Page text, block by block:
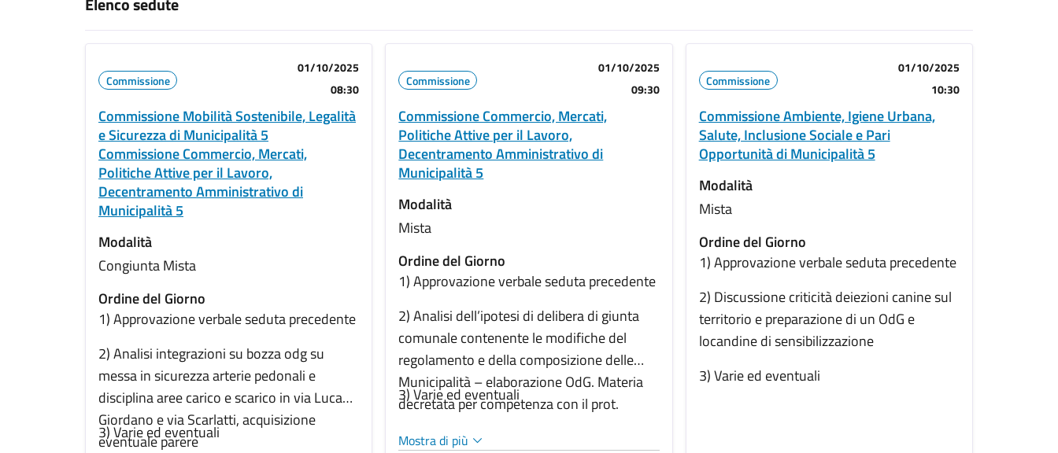
Commissione
01/10/2025
08:30
Commissione Mobilità Sostenibile, Legalità
e Sicurezza di Municipalità 5
Commissione Commercio, Mercati,
Politiche Attive per il Lavoro,
Decentramento Amministrativo di
Municipalità 5
Modalità
Congiunta Mista
Ordine del Giorno
1) Approvazione verbale seduta precedente
2) Analisi integrazioni su bozza odg su
messa in sicurezza arterie pedonali e
disciplina aree carico e scarico in via Luca
Giordano e via Scarlatti, acquisizione
eventuale parere
3) Varie ed eventuali
Commissione
01/10/2025
09:30
Commissione Commercio, Mercati,
Politiche Attive per il Lavoro,
Decentramento Amministrativo di
Municipalità 5
Modalità
Mista
Ordine del Giorno
1) Approvazione verbale seduta precedente
2) Analisi dell’ipotesi di delibera di giunta
comunale contenente le modifiche del
regolamento e della composizione delle
Municipalità – elaborazione OdG. Materia
decretata per competenza con il prot.
3) Varie ed eventuali
Mostra di più
Commissione
01/10/2025
10:30
Commissione Ambiente, Igiene Urbana,
Salute, Inclusione Sociale e Pari
Opportunità di Municipalità 5
Modalità
Mista
Ordine del Giorno
1) Approvazione verbale seduta precedente
2) Discussione criticità deiezioni canine sul
territorio e preparazione di un OdG e
locandine di sensibilizzazione
3) Varie ed eventuali